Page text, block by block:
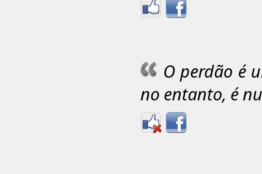
O perdão é
no entanto, é